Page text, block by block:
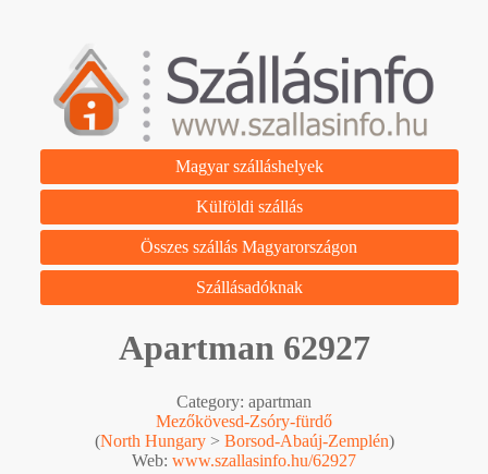
Magyar szálláshelyek
Külföldi szállás
Összes szállás Magyarországon
Szállásadóknak
Apartman 62927
Category: apartman
Mezőkövesd-Zsóry-fürdő
(North Hungary> Borsod-Abaúj-Zemplén)
Web: www.szallasinfo.hu/62927